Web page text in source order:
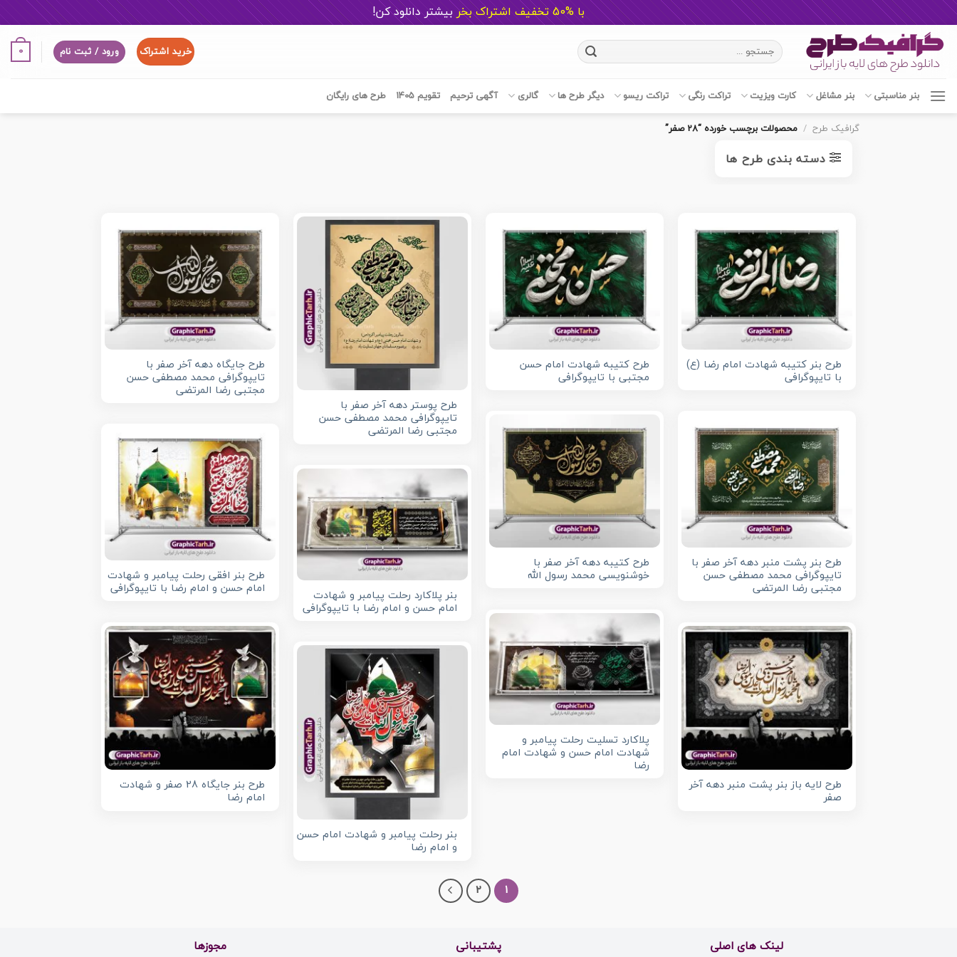
با %50 تخفیف اشتراک بخر بیشتر دانلود کن!
content
جستجو
برای:
خرید اشتراک ورود / ثبت نام 0
بنر مناسبتی بنر مشاغل کارت ویزیت تراکت رنگی تراکت ریسو دیگر طرح ها گالری آگهی ترحیم تقویم 1405 طرح های رایگان
گرافیک طرح / محصولات برچسب خورده “28 صفر”
دسته بندی طرح ها
طرح بنر کتیبه شهادت امام رضا (ع)
با تایپوگرافی
طرح کتیبه شهادت امام حسن
مجتبی با تایپوگرافی
طرح پوستر دهه آخر صفر با
تایپوگرافی محمد مصطفی حسن
مجتبی رضا المرتضی
طرح جایگاه دهه آخر صفر با
تایپوگرافی محمد مصطفی حسن
مجتبی رضا المرتضی
طرح بنر پشت منبر دهه آخر صفر با
تایپوگرافی محمد مصطفی حسن
مجتبی رضا المرتضی
طرح کتیبه دهه آخر صفر با
خوشنویسی محمد رسول الله
طرح بنر افقی رحلت پیامبر و شهادت
امام حسن و امام رضا با تایپوگرافی
بنر پلاکارد رحلت پیامبر و شهادت
امام حسن و امام رضا با تایپوگرافی
پلاکارد تسلیت رحلت پیامبر و
شهادت امام حسن و شهادت امام
رضا
طرح لایه باز بنر پشت منبر دهه آخر
صفر
طرح بنر جایگاه 28 صفر و شهادت
امام رضا
بنر رحلت پیامبر و شهادت امام حسن
و امام رضا
1
2
لینک های اصلی پشتیبانی مجوزها